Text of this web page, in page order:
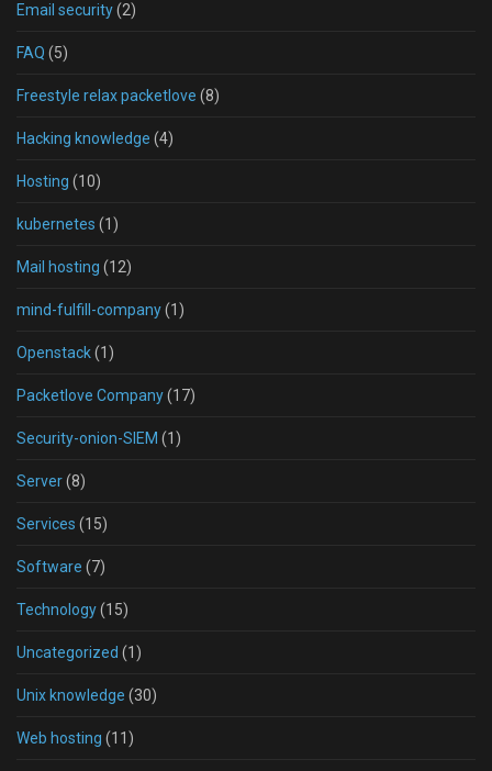
Email security(2)
FAQ (5)
Freestyle relax packetlove (8)
Hacking knowledge (4)
Hosting (10)
kubernetes (1)
Mail hosting (12)
mind-fulfill-company(1)
Openstack(1)
Packetlove Company(17)
Security-onion-SIEM (1)
Server(8)
Services (15)
Software (7)
Technology(15)
Uncategorized (1)
Unix knowledge (30)
Web hosting (11)